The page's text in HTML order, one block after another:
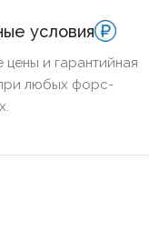
условия
цены и гарантийная
любых форс-